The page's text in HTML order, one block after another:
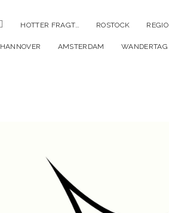
HOTTER FRAGT… ROSTOCK REGIO
HANNOVER AMSTERDAM WANDERTAG